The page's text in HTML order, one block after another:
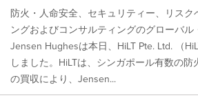
防火・人命安全、セキュリティー、リスク
ングおよびコンサルティングのグローバル
Jensen Hughesは本日、HiLT Pte. Ltd. （
しました。HiLTは、シンガポール有数の
の買収により、Jensen...